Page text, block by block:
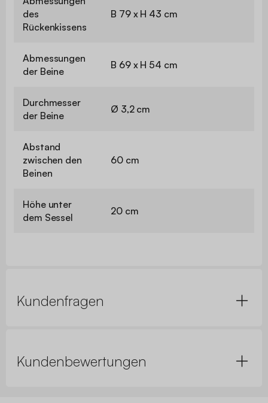
des
Rückenkissens
B 79 x H 43 cm
Abmessungen
der Beine
B 69 x H 54 cm
Durchmesser
der Beine
Ø 3,2 cm
Abstand
zwischen den
Beinen
60 cm
Höhe unter
dem Sessel
20 cm
Kundenfragen
Kundenbewertungen